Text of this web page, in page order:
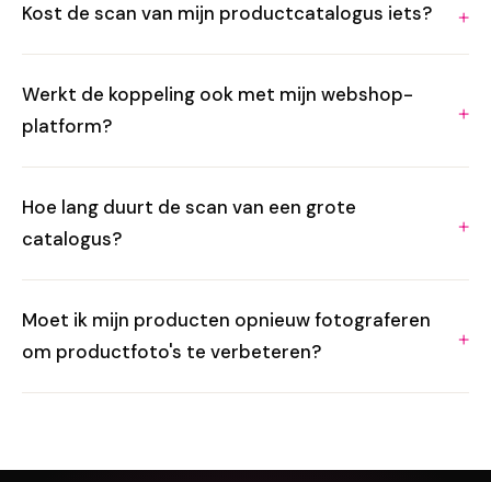
Kost de scan van mijn productcatalogus iets?
Werkt de koppeling ook met mijn webshop-
platform?
Hoe lang duurt de scan van een grote
catalogus?
Moet ik mijn producten opnieuw fotograferen
om productfoto's te verbeteren?